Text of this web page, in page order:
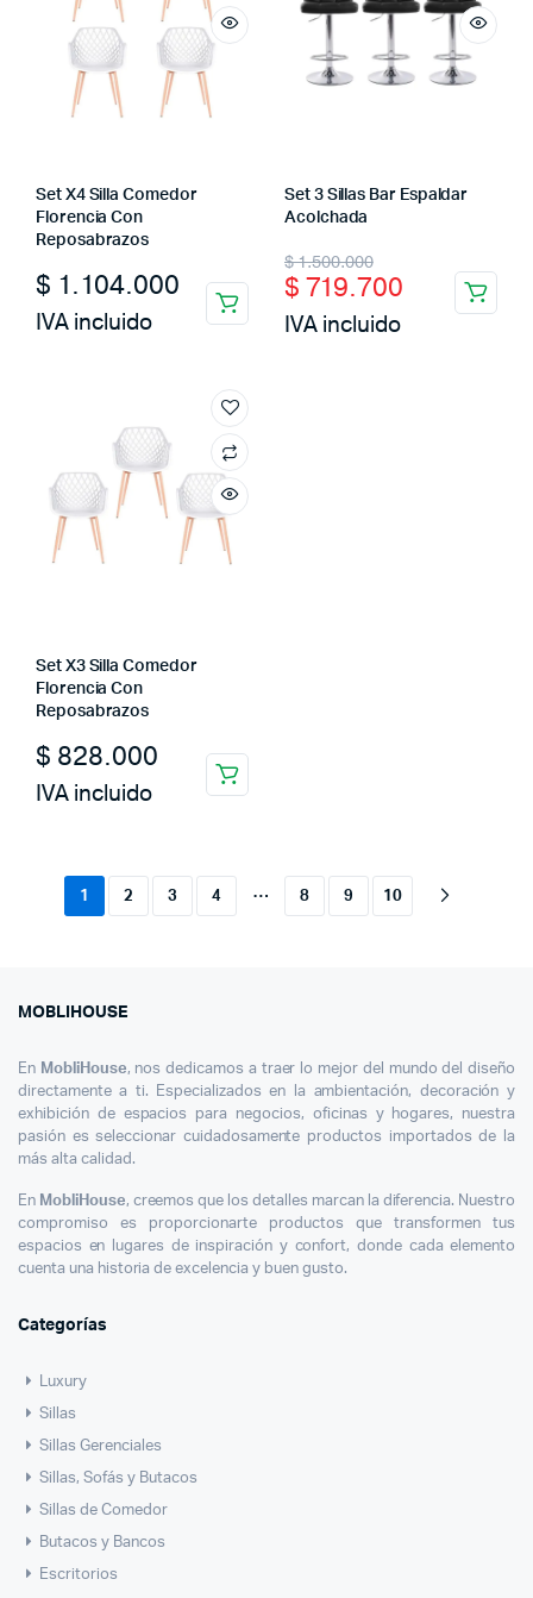
Set X4 Silla Comedor
Florencia Con
Reposabrazos
$ 1.104.000
IVA incluido
Set 3 Sillas Bar Espaldar
Acolchada
$1.500.000
Original
price
was:
$ 719.700
Current
price
is:
IVA incluido
Set X3 Silla Comedor
Florencia Con
Reposabrazos
$ 828.000
IVA incluido
1 2 3 4 … 8 9 10
MOBLIHOUSE
En MobliHouse, nos dedicamos a traer lo mejor del mundo del diseño
directamente a ti. Especializados en la ambientación, decoración y
exhibición de espacios para negocios, oficinas y hogares, nuestra
pasión es seleccionar cuidadosamente productos importados de la
más alta calidad.
En MobliHouse, creemos que los detalles marcan la diferencia. Nuestro
compromiso es proporcionarte productos que transformen tus
espacios en lugares de inspiración y confort, donde cada elemento
cuenta una historia de excelencia y buen gusto.
Categorías
Luxury
Sillas
Sillas Gerenciales
Sillas, Sofás y Butacos
Sillas de Comedor
Butacos y Bancos
Escritorios